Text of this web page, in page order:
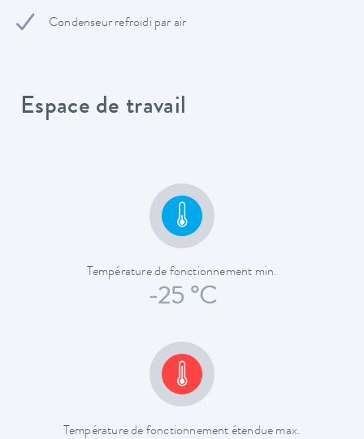
Condenseur refroidi par air
Espace de travail
Température de fonctionnement min.
-25 °C
Température de fonctionnement étendue max.